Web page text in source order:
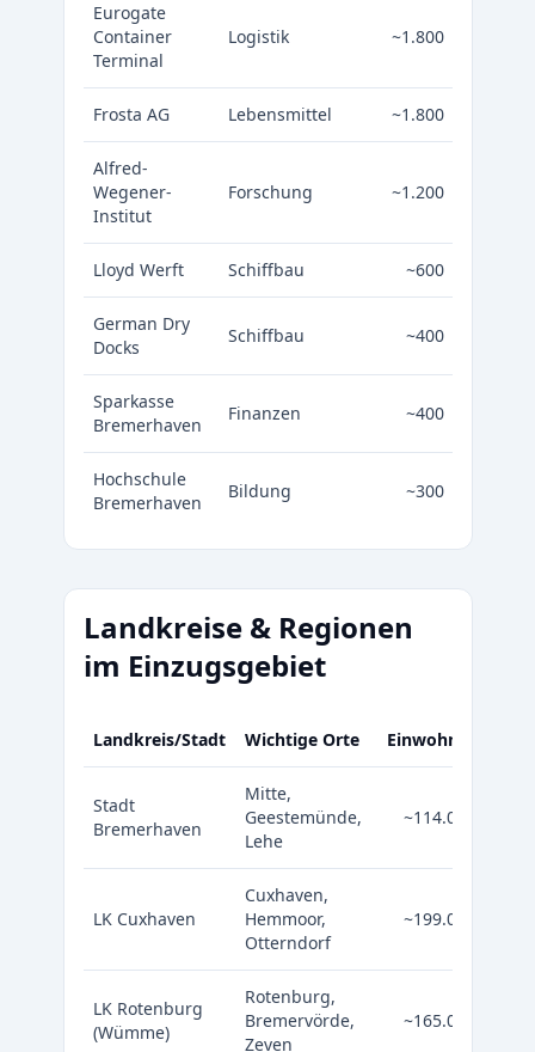
Eurogate
Container
Terminal
Logistik ~1.800
Frosta AG Lebensmittel ~1.800
Alfred-
Wegener-
Institut
Forschung ~1.200
Lloyd Werft Schiffbau ~600
German Dry
Docks
Schiffbau ~400
Sparkasse
Bremerhaven
Finanzen ~400
Hochschule
Bremerhaven
Bildung ~300
Landkreise & Regionen
im Einzugsgebiet
Landkreis/Stadt Wichtige Orte Einwohner
Stadt
Bremerhaven
Mitte,
Geestemünde,
Lehe
~114.000
LK Cuxhaven
Cuxhaven,
Hemmoor,
Otterndorf
~199.000
LK Rotenburg
(Wümme)
Rotenburg,
Bremervörde,
Zeven
~165.000